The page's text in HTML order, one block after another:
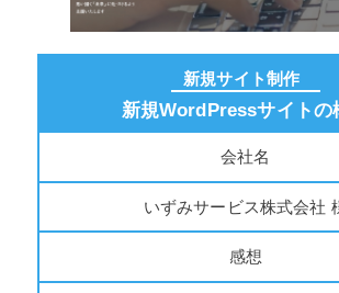
新規サイト制作
新規WordPressサイトの
会社名
いずみサービス株式会社
感想